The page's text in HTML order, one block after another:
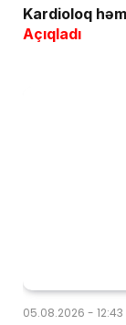
Kardioloq
Açıqladı
05.08.2026 - 12:43